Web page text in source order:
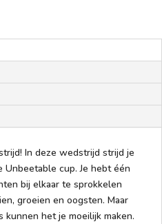
In deze wedstrijd strijd je
cup. Je hebt één
bij elkaar te sprokkelen
groeien en oogsten. Maar
het je moeilijk maken.